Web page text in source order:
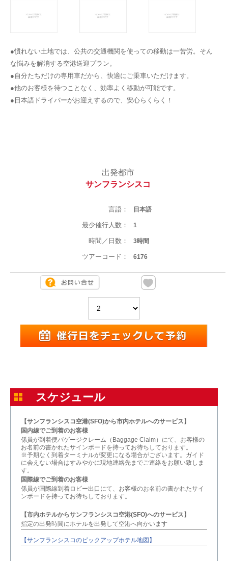
●慣れない土地では、公共の交通機関を使っての移動は一苦労。そん
な悩みを解消する空港送迎プラン。
●自分たちだけの専用車だから、快適にご乗車いただけます。
●他のお客様を待つことなく、効率よく移動が可能です。
●日本語ドライバーがお迎えするので、安心らくらく！
出発都市
サンフランシスコ
言語： 日本語
最少催行人数： 1
時間／日数： 3時間
ツアーコード： 6176
スケジュール
【サンフランシスコ空港(SFO)から市内ホテルへのサービス】
国内線でご到着のお客様
係員が到着便バゲージクレーム（Baggage Claim）にて、お客様の
お名前の書かれたサインボードを持ってお待ちしております。
※予期なく到着ターミナルが変更になる場合がございます。ガイド
に会えない場合はすみやかに現地連絡先までご連絡をお願い致しま
す。
国際線でご到着のお客様
係員が国際線到着ロビー出口にて、お客様のお名前の書かれたサイ
ンボードを持ってお待ちしております。
【市内ホテルからサンフランシスコ空港(SFO)へのサービス】
指定の出発時間にホテルを出発して空港へ向かいます
【サンフランシスコのピックアップホテル地図】